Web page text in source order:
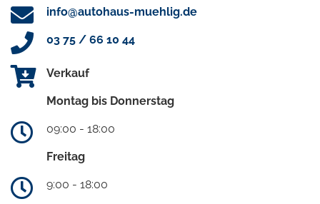
info@autohaus-muehlig.de
03 75 / 66 10 44
Verkauf
Montag bis Donnerstag
09:00 - 18:00
Freitag
9:00 - 18:00